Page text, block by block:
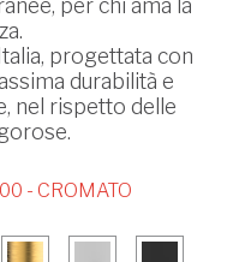
per chi ama la
progettata con
durabilità e
nel rispetto delle
- CROMATO